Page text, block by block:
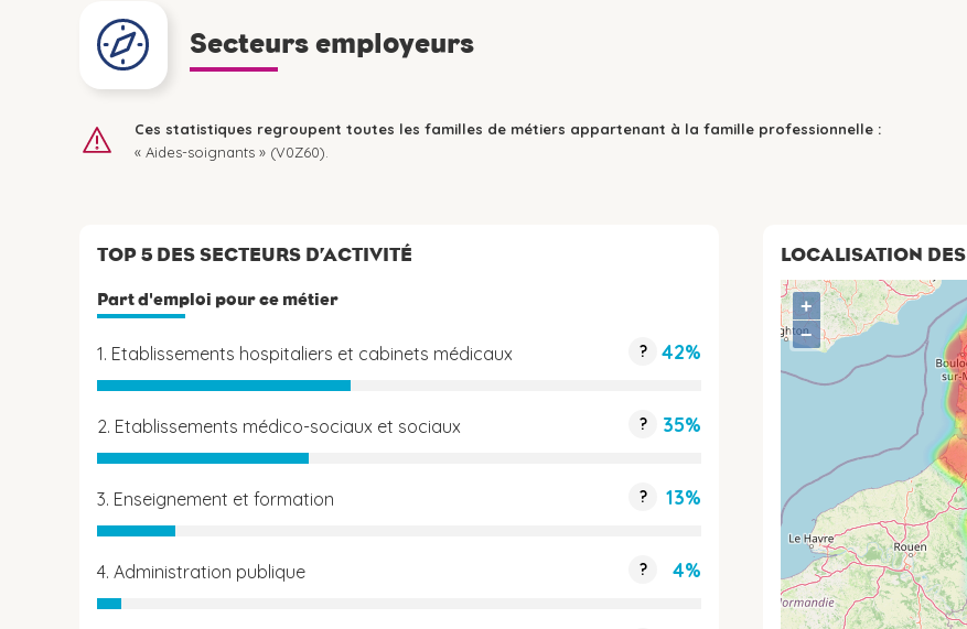
Secteurs employeurs
Ces statistiques regroupent toutes les familles de métiers appartenant à la famille professionnelle :
« Aides-soignants » (V0Z60).
TOP 5 DES SECTEURS D’ACTIVITÉ
Part d'emploi pour ce métier
1. Etablissements hospitaliers et cabinets médicaux ? 42%
2. Etablissements médico-sociaux et sociaux ? 35%
3. Enseignement et formation ? 13%
4. Administration publique ? 4%
LOCALISATION DES
+
−